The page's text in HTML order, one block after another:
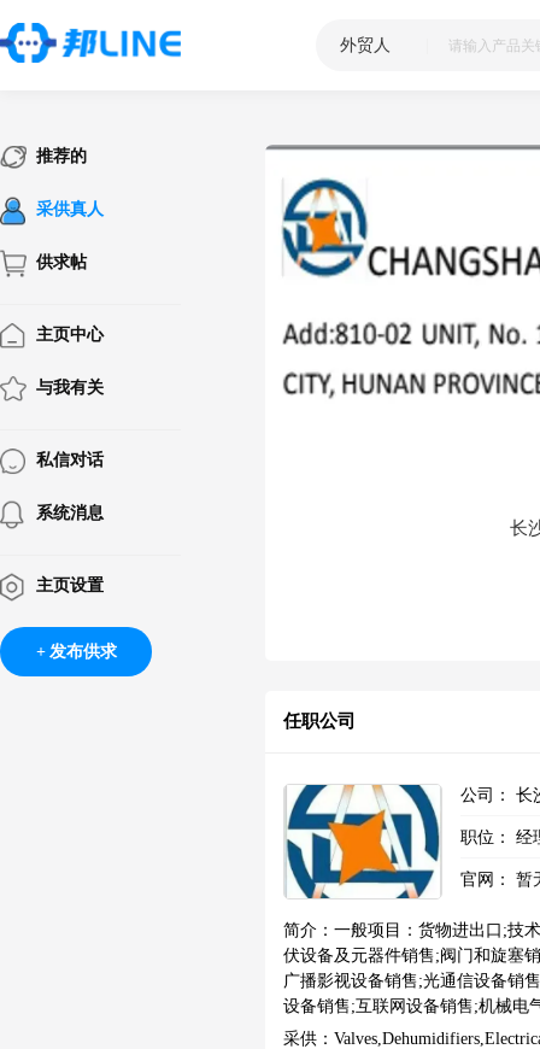
外贸人
推荐的
采供真人
供求帖
主页中心
与我有关
私信对话
系统消息
主页设置
发布供求
长
任职公司
公司： 长
职位： 经
官网： 暂
简介： 一般项目：货物进出口;技
伏设备及元器件销售;阀门和旋塞
广播影视设备销售;光通信设备销
设备销售;互联网设备销售;机械电
制设备销售;输变配电监测控制设
采供：